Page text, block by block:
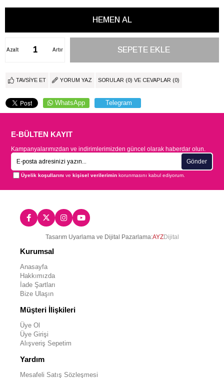
Artır
Azalt
TAVSIYE ET YORUM YAZ SORULAR (0) VE CEVAPLAR (0)
WhatsApp Telegram
E-BÜLTEN KAYIT
Kampanyalarımızdan ve indirimlerimizden güncel olarak haberdar olun.
Gönder
Üyelik koşullarını vekişisel verilerimin korunmasını kabul ediyorum.
Tasarım Uyarlama ve Dijital Pazarlama:AYZDijital
Kurumsal
Anasayfa
Hakkımızda
İade Şartları
Bize Ulaşın
Müşteri İlişkileri
Üye Ol
Üye Girişi
Alışveriş Sepetim
Yardım
Mesafeli Satış Sözleşmesi